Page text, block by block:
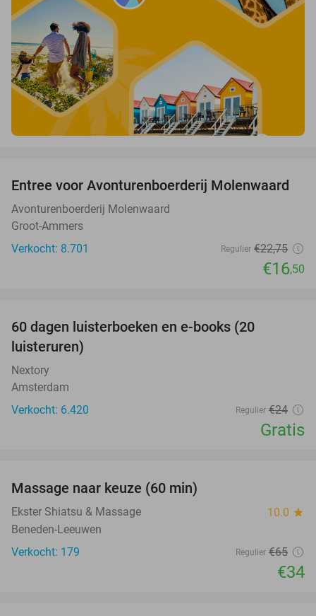
27%
Entree voor Avonturenboerderij Molenwaard
Avonturenboerderij Molenwaard
Groot-Ammers
Verkocht: 8.701
Regulier €22,75
€16,50
60 dagen luisterboeken en e-books (20
luisteruren)
Nextory
Amsterdam
Verkocht: 6.420
Regulier €24
Gratis
Massage naar keuze (60 min)
Ekster Shiatsu & Massage 10.0 star
Beneden-Leeuwen
Verkocht: 179
Regulier €65
€34